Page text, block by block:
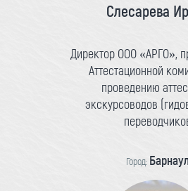
Слесарева
Директор ООО «АРГО»,
Аттестационной
проведению
экскурсоводов
Город: Барнаул